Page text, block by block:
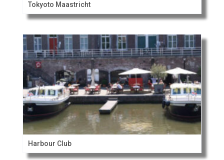
Tokyoto Maastricht
Harbour Club